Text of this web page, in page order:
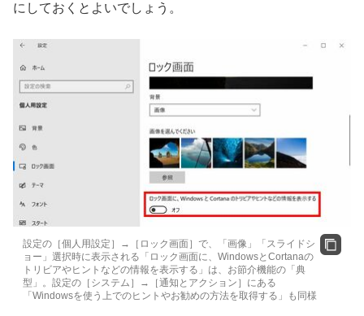
にしておくとよいでしょう。
設定の［個人用設定］→［ロック画面］で、「画像」「スライドシ
ョー」選択時に表示される「ロック画面に、WindowsとCortanaの
トリビアやヒントなどの情報を表示する」は、お節介機能の「典
型」。設定の［システム］→［通知とアクション］にある
「Windowsを使う上でのヒントやお勧めの方法を取得する」も同様